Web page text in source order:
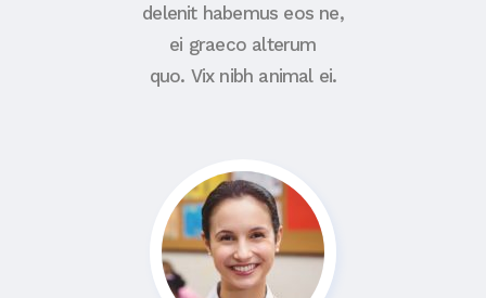
delenit habemus eos ne,
ei graeco alterum
quo. Vix nibh animal ei.